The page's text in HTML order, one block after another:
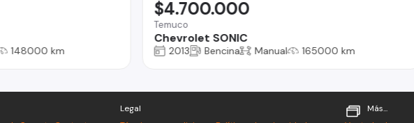
148000 km
Temuco
Chevrolet SONIC
$4.700.000
2013 Bencina Manual 165000 km
Legal
Más...